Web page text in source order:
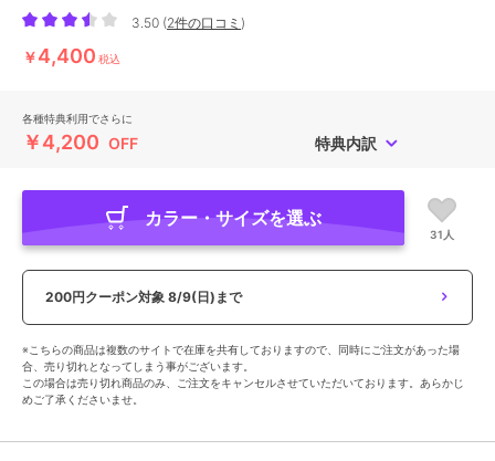
3.50 (2件の口コミ )
￥4,400 税込
各種特典利用でさらに
￥4,200 OFF 特典内訳
カラー・サイズを選ぶ
31人
200円クーポン対象 8/9(日)まで
※こちらの商品は複数のサイトで在庫を共有しておりますので、同時にご注文があった場
合、売り切れとなってしまう事がございます。
この場合は売り切れ商品のみ、ご注文をキャンセルさせていただいております。あらかじ
めご了承くださいませ。